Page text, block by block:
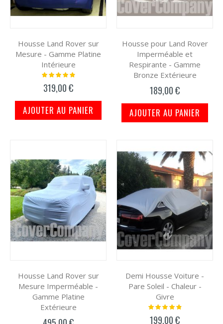
Housse Land Rover sur
Mesure - Gamme Platine
Intérieure
Notation:
319,00 €
AJOUTER AU PANIER
Housse pour Land Rover
Imperméable et
Respirante - Gamme
Bronze Extérieure
189,00 €
AJOUTER AU PANIER
Housse Land Rover sur
Mesure Imperméable -
Gamme Platine
Extérieure
Demi Housse Voiture -
Pare Soleil - Chaleur -
Givre
Notation:
199,00 €